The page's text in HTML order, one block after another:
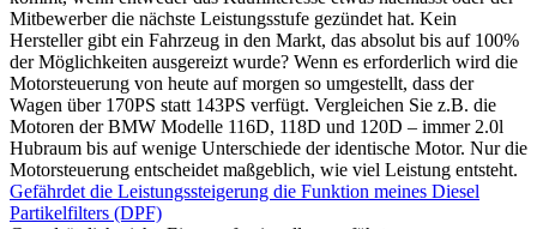
Mitbewerber die nächste Leistungsstufe gezündet hat. Kein
Hersteller gibt ein Fahrzeug in den Markt, das absolut bis auf 100%
der Möglichkeiten ausgereizt wurde? Wenn es erforderlich wird die
Motorsteuerung von heute auf morgen so umgestellt, dass der
Wagen über 170PS statt 143PS verfügt. Vergleichen Sie z.B. die
Motoren der BMW Modelle 116D, 118D und 120D – immer 2.0l
Hubraum bis auf wenige Unterschiede der identische Motor. Nur die
Motorsteuerung entscheidet maßgeblich, wie viel Leistung entsteht.
Gefährdet die Leistungssteigerung die Funktion meines Diesel
Partikelfilters (DPF)